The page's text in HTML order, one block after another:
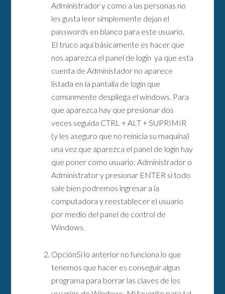
Administrador y como a las personas no
les gusta leer simplemente dejan el
passwords en blanco para este usuario.
El truco aquí básicamente es hacer que
nos aparezca el panel de login ya que esta
cuenta de Administador no aparece
listada en la pantalla de login que
comunmente despliega el windows. Para
que aparezca hay que presionar dos
veces seguida CTRL + ALT + SUPRIMIR
(y les aseguro que no reinicia su maquina)
una vez que aparezca el panel de login hay
que poner como usuario: Administrador o
Administrator y presionar ENTER si todo
sale bien podremos ingresar a la
computadora y reestablecer el usuario
por medio del panel de control de
Windows.
OpciónSi lo anterior no funciona lo que
tenemos que hacer es conseguir algun
programa para borrar las claves de los